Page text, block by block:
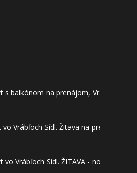
s balkónom na prenájom, Vráble
Vrábľoch Sídl. Žitava na predaj - prvé
Vrábľoch Sídl. ŽITAVA - novostavba